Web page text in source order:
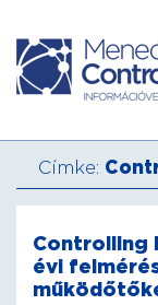
Címke:
Controlling
évi